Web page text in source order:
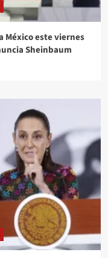
México este viernes
Sheinbaum